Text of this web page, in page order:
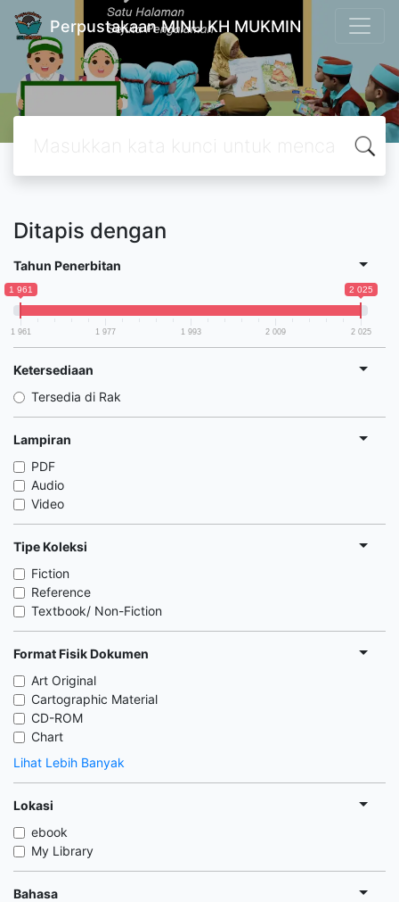
Perpustakaan MINU KH MUKMIN
Ditapis dengan
Tahun Penerbitan
1 961 2 025
1 961 1 977 1 993 2 009 2 025
Ketersediaan
Tersedia di Rak
Lampiran
PDF
Audio
Video
Tipe Koleksi
Fiction
Reference
Textbook/ Non-Fiction
Format Fisik Dokumen
Art Original
Cartographic Material
CD-ROM
Chart
Lihat Lebih Banyak
Lokasi
ebook
My Library
Bahasa